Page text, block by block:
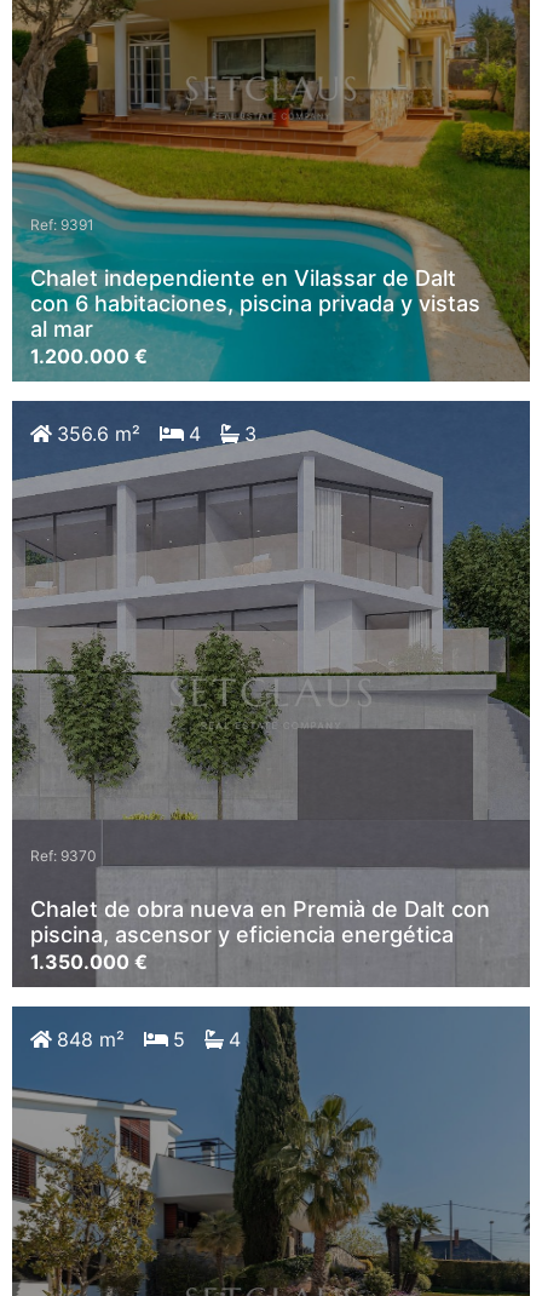
Ref: 9391
Chalet independiente en Vilassar de Dalt
con 6 habitaciones, piscina privada y vistas
al mar
1.200.000 €
356.6 m² 4 3
Ref: 9370
Chalet de obra nueva en Premià de Dalt con
piscina, ascensor y eficiencia energética
1.350.000 €
848 m² 5 4